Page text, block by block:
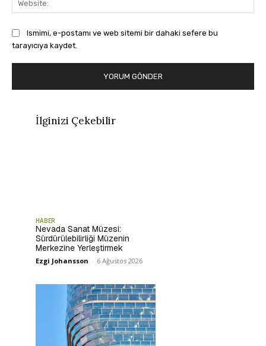
Ismimi, e-postamı ve web sitemi bir dahaki sefere bu
tarayıcıya kaydet.
İlginizi Çekebilir
HABER
Nevada Sanat Müzesi:
Sürdürülebilirliği Müzenin
Merkezine Yerleştirmek
Ezgi Johansson - 6 Ağustos 2026